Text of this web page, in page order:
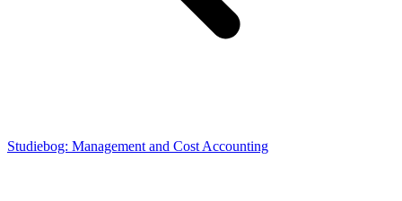
Studiebog: Management and Cost Accounting